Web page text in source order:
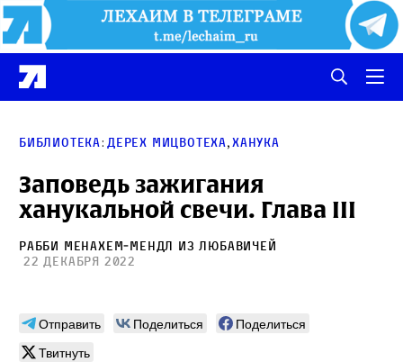
Библиотека: Дерех Мицвотеха,Ханука
Заповедь зажигания
ханукальной свечи. Глава III
Рабби Менахем‑Мендл из Любавичей
22 декабря 2022
Отправить Поделиться
Поделиться
Твитнуть